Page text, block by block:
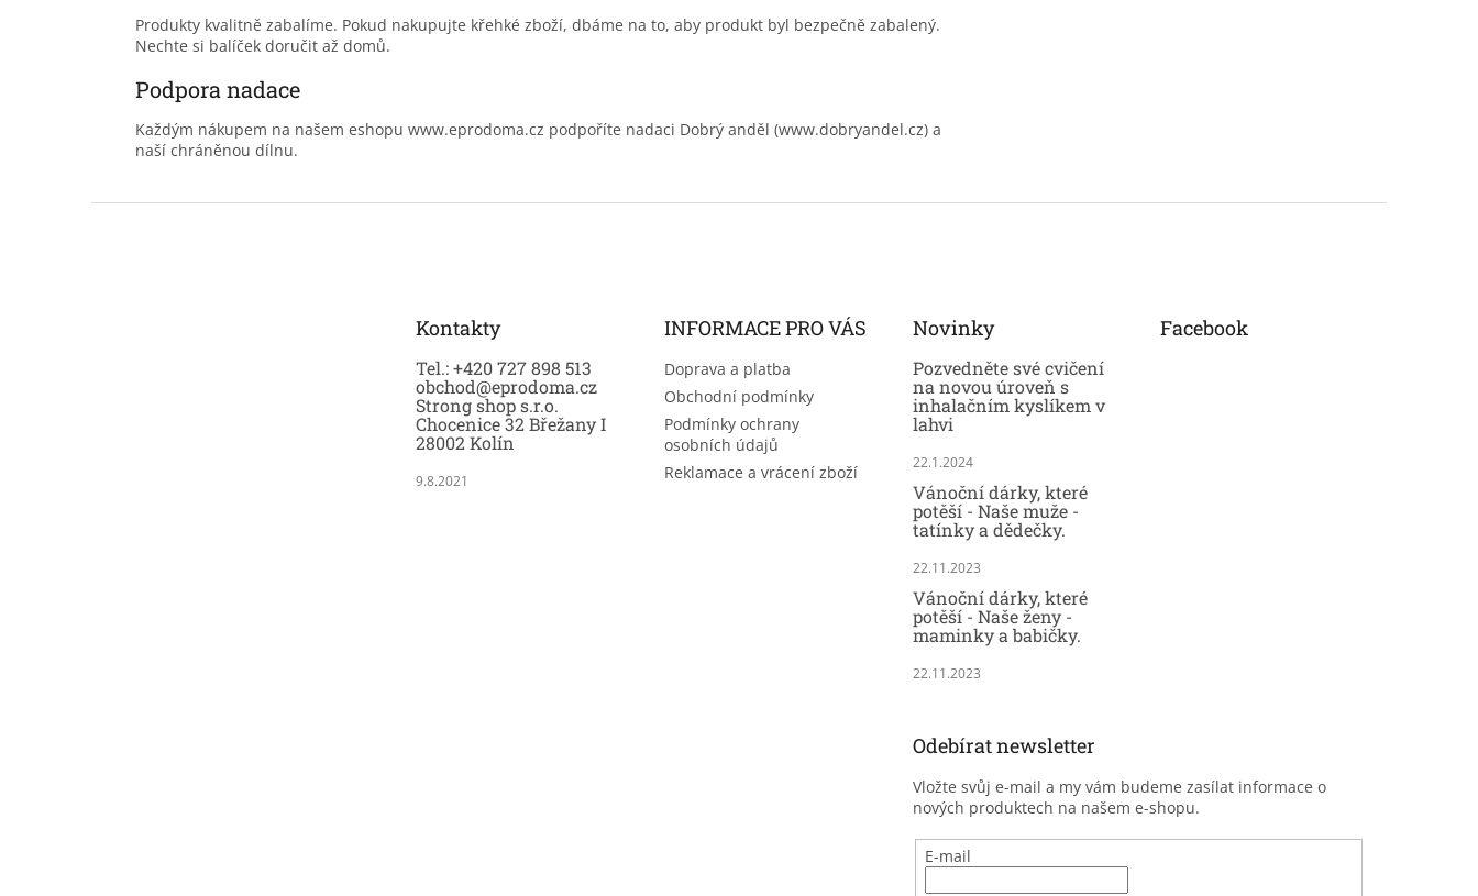
Produkty kvalitně zabalíme. Pokud nakupujte křehké zboží, dbáme na to, aby produkt byl bezpečně zabalený.
Nechte si balíček doručit až domů.
Podpora nadace
Každým nákupem na našem eshopu www.eprodoma.cz podpoříte nadaci Dobrý anděl (www.dobryandel.cz) a
naší chráněnou dílnu.
Kontakty
Tel.: +420 727 898 513
obchod@eprodoma.cz
Strong shop s.r.o.
Chocenice 32 Břežany I
28002 Kolín
9.8.2021
INFORMACE PRO VÁS
Doprava a platba
Obchodní podmínky
Podmínky ochrany
osobních údajů
Reklamace a vrácení zboží
Novinky
Pozvedněte své cvičení
na novou úroveň s
inhalačním kyslíkem v
lahvi
22.1.2024
Vánoční dárky, které
potěší - Naše muže -
tatínky a dědečky.
22.11.2023
Vánoční dárky, které
potěší - Naše ženy -
maminky a babičky.
22.11.2023
Facebook
Odebírat newsletter
Vložte svůj e-mail a my vám budeme zasílat informace o
nových produktech na našem e-shopu.
E-mail